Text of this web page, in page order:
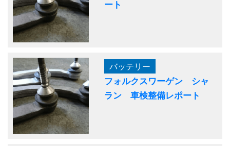
ート
バッテリー
フォルクスワーゲン シャ
ラン 車検整備レポート